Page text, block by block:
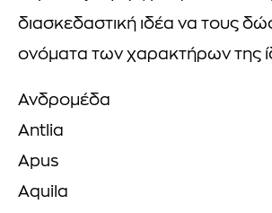
διασκεδαστική ιδέα να τους
ονόματα των χαρακτήρων της
Ανδρομέδα
Antlia
Apus
Aquila